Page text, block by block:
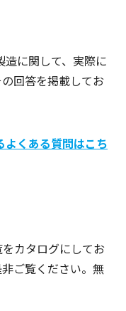
に関して、実際に
回答を掲載してお
よくある質問はこち
カタログにしてお
ご覧ください。無